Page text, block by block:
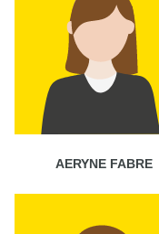
AERYNE FABRE